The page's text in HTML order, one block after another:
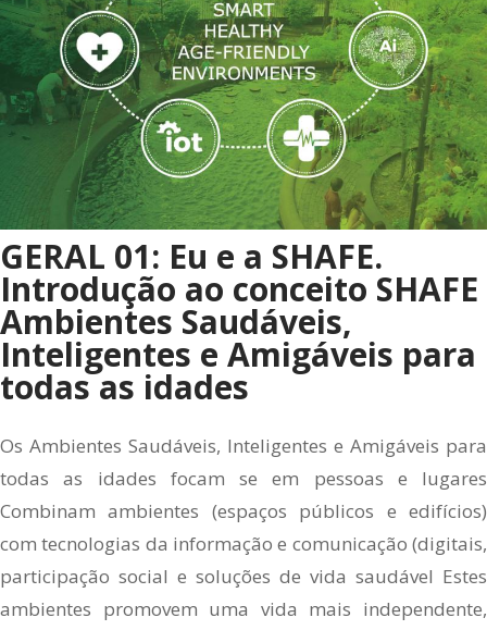
GERAL 01: Eu e a SHAFE.
Introdução ao conceito SHAFE
Ambientes Saudáveis,
Inteligentes e Amigáveis para
todas as idades
Os Ambientes Saudáveis, Inteligentes e Amigáveis para
todas as idades focam se em pessoas e lugares
Combinam ambientes (espaços públicos e edifícios)
com tecnologias da informação e comunicação (digitais,
participação social e soluções de vida saudável Estes
ambientes promovem uma vida mais independente,